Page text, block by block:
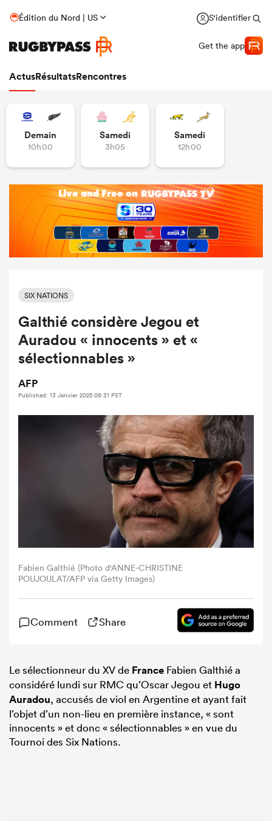
Édition du Nord | US S'identifier
Get the app
ActusRésultatsRencontres
Demain
10h00
Samedi
3h05
Samedi
12h00
SIX NATIONS
Galthié considère Jegou et
Auradou « innocents » et «
sélectionnables »
AFP
Published: 13 Janvier 2025 09:31 PST
Fabien Galthié (Photo d'ANNE-CHRISTINE
POUJOULAT/AFP via Getty Images)
Comment Share
Le sélectionneur du XV de France Fabien Galthié a
considéré lundi sur RMC qu’Oscar Jegou et Hugo
Auradou, accusés de viol en Argentine et ayant fait
l’objet d’un non-lieu en première instance, « sont
innocents » et donc « sélectionnables » en vue du
Tournoi des Six Nations.